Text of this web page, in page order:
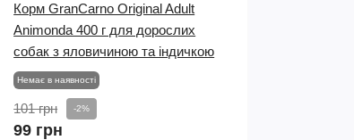
Корм GranCarno Original Adult
Animonda 400 г для дорослих
собак з яловичиною та індичкою
Немає в наявності
101 грн -2%
99 грн